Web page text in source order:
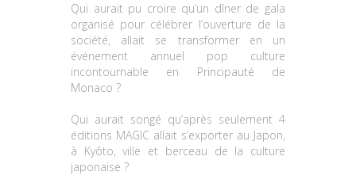
Qui aurait pu croire qu’un dîner de gala
organisé pour célébrer l’ouverture de la
société, allait se transformer en un
événement annuel pop culture
incontournable en Principauté de
Monaco ?
Qui aurait songé qu’après seulement 4
éditions MAGIC allait s’exporter au Japon,
à Kyôto, ville et berceau de la culture
japonaise ?